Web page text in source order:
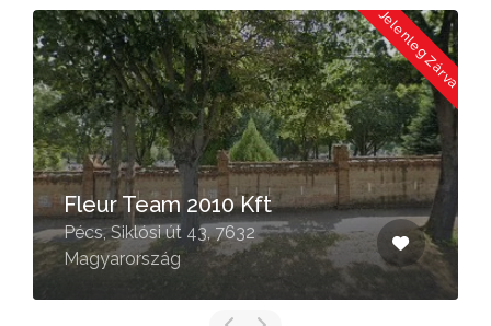
Jelenleg Zárva
Fleur Team 2010 Kft
Pécs, Siklósi út 43, 7632
Magyarország